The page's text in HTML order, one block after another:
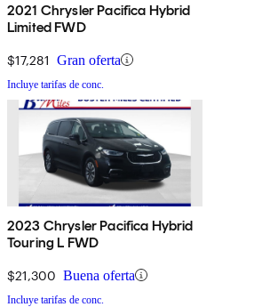
2021 Chrysler Pacifica Hybrid
Limited FWD
$17,281 Gran oferta
Incluye tarifas de conc.
2023 Chrysler Pacifica Hybrid
Touring L FWD
$21,300 Buena oferta
Incluye tarifas de conc.